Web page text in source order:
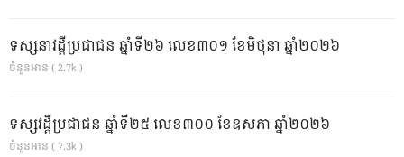
ទស្សនាវដ្ដីប្រជាជន ឆ្នាំទី២៦ លេខ៣០១ ខែមិថុនា ឆ្នាំ២០២៦
ចំនួនអាន ( 2.7k )
ទស្សវដ្តីប្រជាជន ឆ្នាំទី២៥ លេខ៣០០ ខែឧសភា ឆ្នាំ២០២៦
ចំនួនអាន ( 7.3k )